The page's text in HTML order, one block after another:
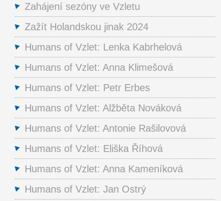
Zahájení sezóny ve Vzletu
Zažít Holandskou jinak 2024
Humans of Vzlet: Lenka Kabrhelová
Humans of Vzlet: Anna Klimešová
Humans of Vzlet: Petr Erbes
Humans of Vzlet: Alžběta Nováková
Humans of Vzlet: Antonie Rašilovová
Humans of Vzlet: Eliška Říhová
Humans of Vzlet: Anna Kameníková
Humans of Vzlet: Jan Ostrý